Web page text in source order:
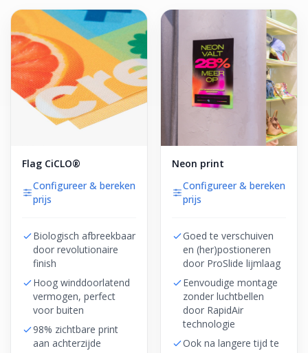
Flag CiCLO®
Configureer & bereken
prijs
Biologisch afbreekbaar
door revolutionaire
finish
Hoog winddoorlatend
vermogen, perfect
voor buiten
98% zichtbare print
aan achterzijde
Neon print
Configureer & bereken
prijs
Goed te verschuiven
en (her)postioneren
door ProSlide lijmlaag
Eenvoudige montage
zonder luchtbellen
door RapidAir
technologie
Ook na langere tijd te